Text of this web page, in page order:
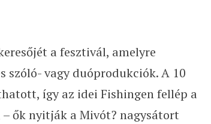
a fesztivál, amelyre
szóló- vagy duóprodukciók. A 10
így az idei Fishingen fellép a
– ők nyitják a Mivót? nagysátort